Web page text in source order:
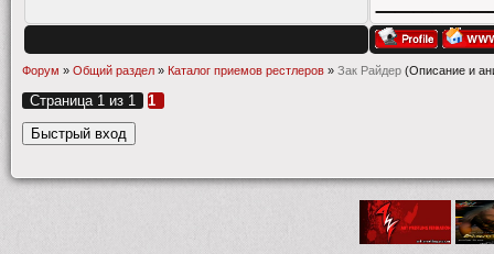
Форум » Общий раздел » Каталог приемов рестлеров » Зак Райдер (Описание и
Страница 1 из 1 1